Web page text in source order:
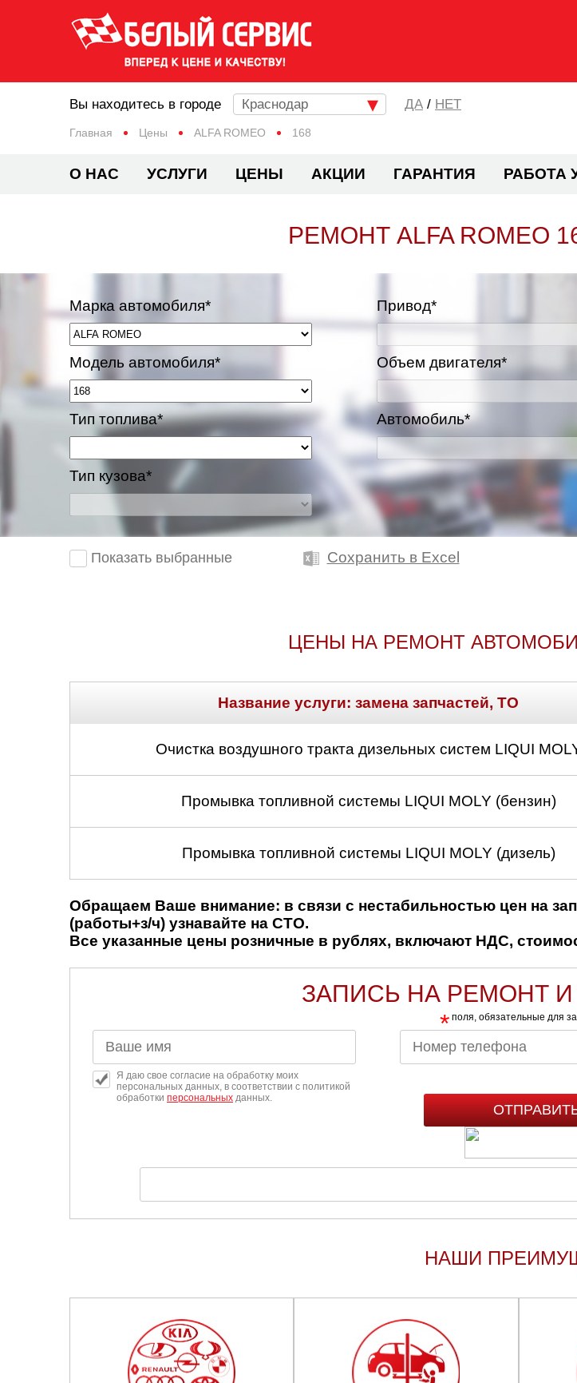
Главная Цены ALFA ROMEO 168
Вы находитесь в городе Краснодар / НЕТ
О НАС УСЛУГИ ЦЕНЫ АКЦИИ ГАРАНТИЯ РАБОТА
РЕМОНТ ALFA ROMEO
Марка автомобиля*
Модель автомобиля*
Тип топлива*
Тип кузова*
Привод*
Объем двигателя*
Автомобиль*
Показать выбранные Сохранить в Excel
ЦЕНЫ НА РЕМОНТ
Название услуги: замена запчастей, ТО
Очистка воздушного тракта дизельных систем LIQUI
Промывка топливной системы LIQUI MOLY (бензин)
Промывка топливной системы LIQUI MOLY (дизель)
Обращаем Ваше внимание: в связи с нестабильностью цен на
(работы+з/ч) узнавайте на СТО.
Все указанные цены розничные в рублях, включают НДС,
ЗАПИСЬ НА РЕМОНТ И
* поля, обязательные для
Я даю свое согласие на обработку моих
персональных данных, в соответствии с политикой
обработки персональных данных.
НАШИ